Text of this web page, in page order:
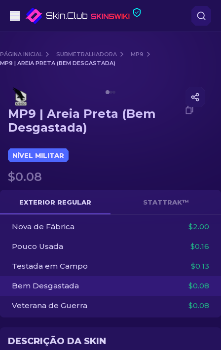
Nível intermédio
Rifles de Precisão
Luvas
Outro
PT-BR
PÁGINA INICIAL SUBMETRALHADORA
MP9
MP9 | AREIA PRETA (BEM DESGASTADA)
MP9 | Areia Preta (Bem
Desgastada)
NÍVEL MILITAR
$0.08
EXTERIOR REGULAR STATTRAK™
Nova de Fábrica $2.00
Pouco Usada $0.16
Testada em Campo $0.13
Bem Desgastada $0.08
Veterana de Guerra $0.08
DESCRIÇÃO DA SKIN